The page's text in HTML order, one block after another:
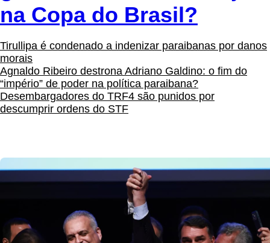
na Copa do Brasil?
Tirullipa é condenado a indenizar paraibanas por danos
morais
Agnaldo Ribeiro destrona Adriano Galdino: o fim do
“império” de poder na política paraibana?
Desembargadores do TRF4 são punidos por
descumprir ordens do STF